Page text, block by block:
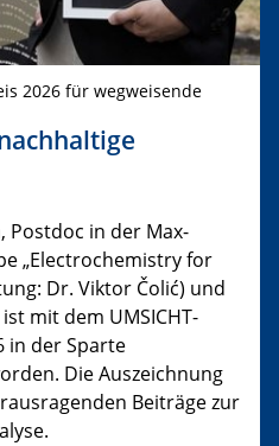
2026 für wegweisende
Postdoc in der Max-
„Electrochemistry for
Dr. Viktor Čolić) und
mit dem UMSICHT-
in der Sparte
Die Auszeichnung
Beiträge zur